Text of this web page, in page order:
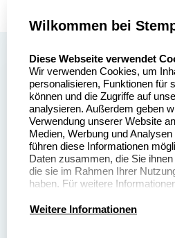
Stempelgestalten.de
Asterlager Straße 97
47228 Duisburg
Deutschland
Dateivorgaben
Wilkommen bei
Diese Webseite verwendet
Wir verwenden Cookies, um
personalisieren, Funktionen für
können und die Zugriffe auf
analysieren. Außerdem geben
Verwendung unserer Website
Medien, Werbung und
führen diese Informationen
Daten zusammen, die Sie
die sie im Rahmen Ihrer
haben. Für weitere
Datenschutzerklärung.
Weitere Informationen